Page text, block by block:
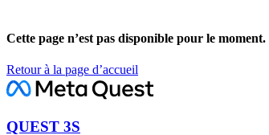
Cette page n’est pas disponible pour le
Retour à la page d’accueil
QUEST 3S